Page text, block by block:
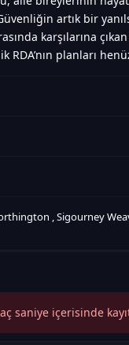
artık bir
karşılarına
RDA’nın planları
Sigourney
saniye içerisinde